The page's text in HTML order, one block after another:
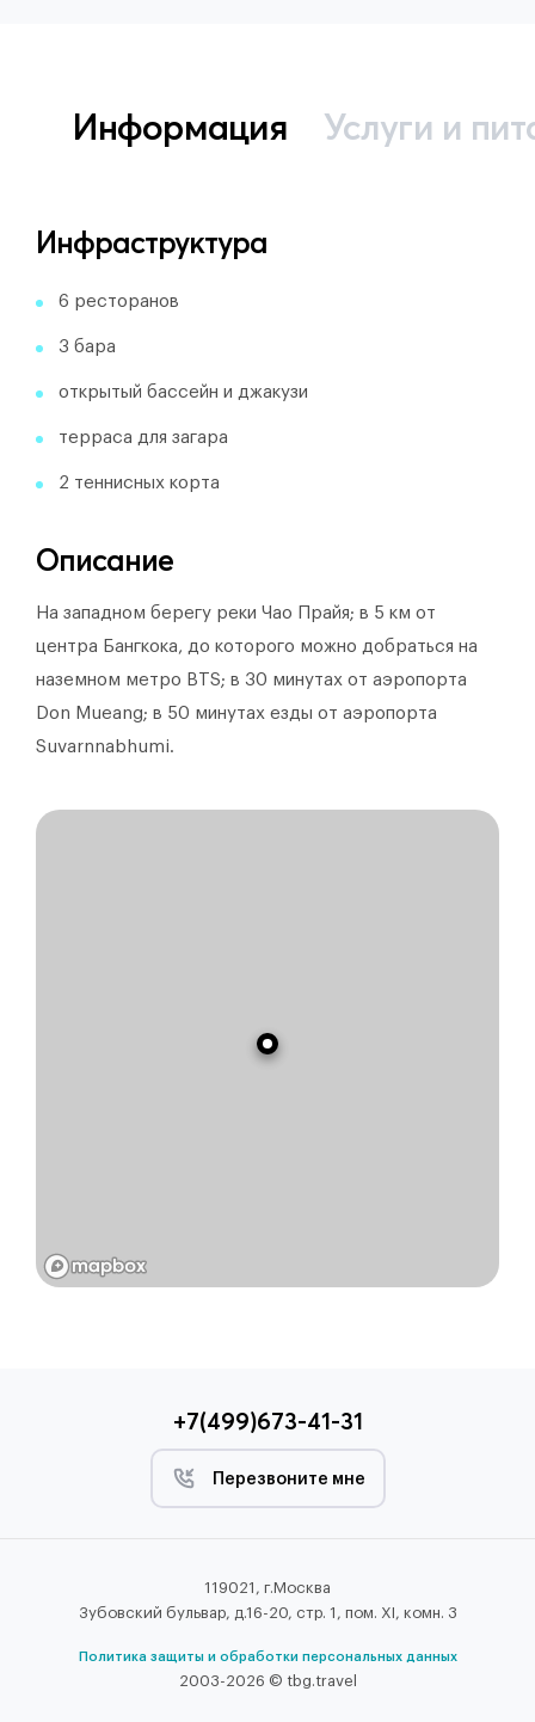
Информация Услуги и
Инфраструктура
6 ресторанов
3 бара
открытый бассейн и джакузи
терраса для загара
2 теннисных корта
Описание
На западном берегу реки Чао Прайя; в 5 км от
центра Бангкока, до которого можно добраться на
наземном метро BTS; в 30 минутах от аэропорта
Don Mueang; в 50 минутах езды от аэропорта
Suvarnnabhumi.
+7(499)673-41-31
Перезвоните мне
119021, г.Москва
Зубовский бульвар, д.16-20, стр. 1, пом. XI, комн. 3
Политика защиты и обработки персональных данных
2003-2026 © tbg.travel